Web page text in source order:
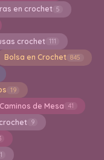
en crochet 5
crochet 111
Bolsa en Crochet 845
19
Caminos de Mesa 41
9